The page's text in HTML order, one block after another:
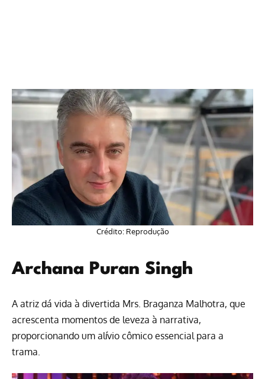
Crédito: Reprodução
Archana Puran Singh
A atriz dá vida à divertida Mrs. Braganza Malhotra, que
acrescenta momentos de leveza à narrativa,
proporcionando um alívio cômico essencial para a
trama.